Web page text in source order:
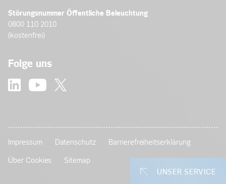
UNSER SERVICE
Störungsnummer Öffentliche Beleuchtung
0800 110 2010
(kostenfrei)
Folge uns
Impressum Datenschutz Barrierefreiheitserklärung
Über Cookies Sitemap